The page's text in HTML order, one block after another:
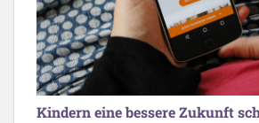
Kindern eine bessere Zukunft